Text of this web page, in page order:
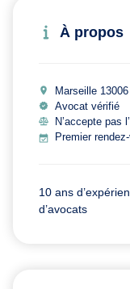
À propos
Marseille 13006
Avocat vérifié
N’accepte pas
Premier
10 ans
d’avocats